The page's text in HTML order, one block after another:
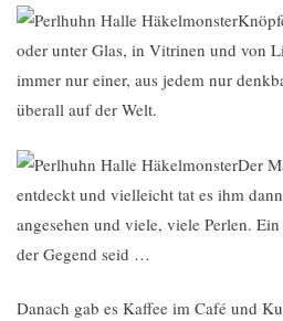
oder unter Glas, in Vitrinen und von
immer nur einer, aus jedem nur
überall auf der Welt.
Der
entdeckt und vielleicht tat es ihm
angesehen und viele, viele Perlen.
der Gegend seid …
Danach gab es Kaffee im Café und